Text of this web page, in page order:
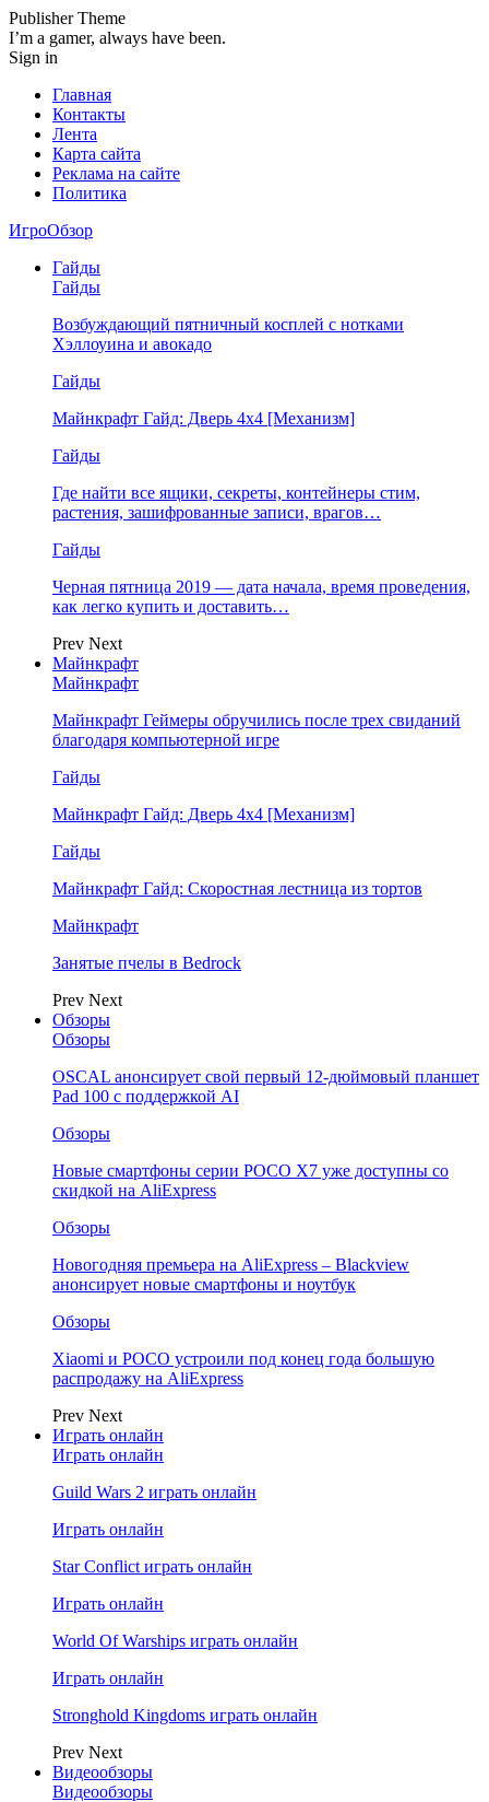
Publisher Theme
I’m a gamer, always have been.
Sign in
Главная
Контакты
Лента
Карта сайта
Реклама на сайте
Политика
ИгроОбзор
Гайды
Гайды
Возбуждающий пятничный косплей с нотками
Хэллоуина и авокадо
Гайды
Майнкрафт Гайд: Дверь 4х4 [Механизм]
Гайды
Где найти все ящики, секреты, контейнеры стим,
растения, зашифрованные записи, врагов…
Гайды
Черная пятница 2019 — дата начала, время проведения,
как легко купить и доставить…
Prev Next
Майнкрафт
Майнкрафт
Майнкрафт Геймеры обручились после трех свиданий
благодаря компьютерной игре
Гайды
Майнкрафт Гайд: Дверь 4х4 [Механизм]
Гайды
Майнкрафт Гайд: Скоростная лестница из тортов
Майнкрафт
Занятые пчелы в Bedrock
Prev Next
Обзоры
Обзоры
OSCAL анонсирует свой первый 12-дюймовый планшет
Pad 100 с поддержкой AI
Обзоры
Новые смартфоны серии POCO X7 уже доступны со
скидкой на AliExpress
Обзоры
Новогодняя премьера на AliExpress – Blackview
анонсирует новые смартфоны и ноутбук
Обзоры
Xiaomi и POCO устроили под конец года большую
распродажу на AliExpress
Prev Next
Играть онлайн
Играть онлайн
Guild Wars 2 играть онлайн
Играть онлайн
Star Conflict играть онлайн
Играть онлайн
World Of Warships играть онлайн
Играть онлайн
Stronghold Kingdoms играть онлайн
Prev Next
Видеообзоры
Видеообзоры